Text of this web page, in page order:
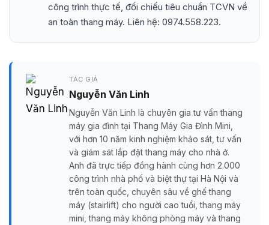
công trình thực tế, đối chiếu tiêu chuẩn TCVN về
an toàn thang máy. Liên hệ: 0974.558.223.
TÁC GIẢ
Nguyễn Văn Linh
Nguyễn Văn Linh là chuyên gia tư vấn thang
máy gia đình tại Thang Máy Gia Đình Mini,
với hơn 10 năm kinh nghiệm khảo sát, tư vấn
và giám sát lắp đặt thang máy cho nhà ở.
Anh đã trực tiếp đồng hành cùng hơn 2.000
công trình nhà phố và biệt thự tại Hà Nội và
trên toàn quốc, chuyên sâu về ghế thang
máy (stairlift) cho người cao tuổi, thang máy
mini, thang máy không phòng máy và thang